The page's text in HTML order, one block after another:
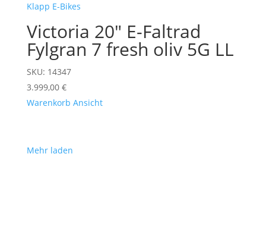
Klapp E-Bikes
Victoria 20" E-Faltrad
Fylgran 7 fresh oliv 5G LL
SKU: 14347
3.999,00 €
Warenkorb Ansicht
Mehr laden